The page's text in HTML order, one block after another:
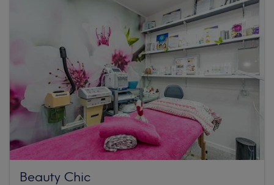
Beauty Chic